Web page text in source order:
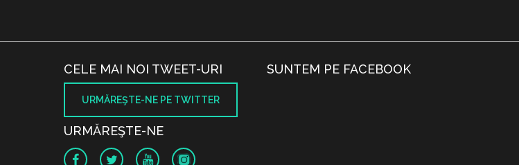
CELE MAI NOI TWEET-URI
URMĂREŞTE-NE PE TWITTER
URMĂREŞTE-NE
SUNTEM PE FACEBOOK